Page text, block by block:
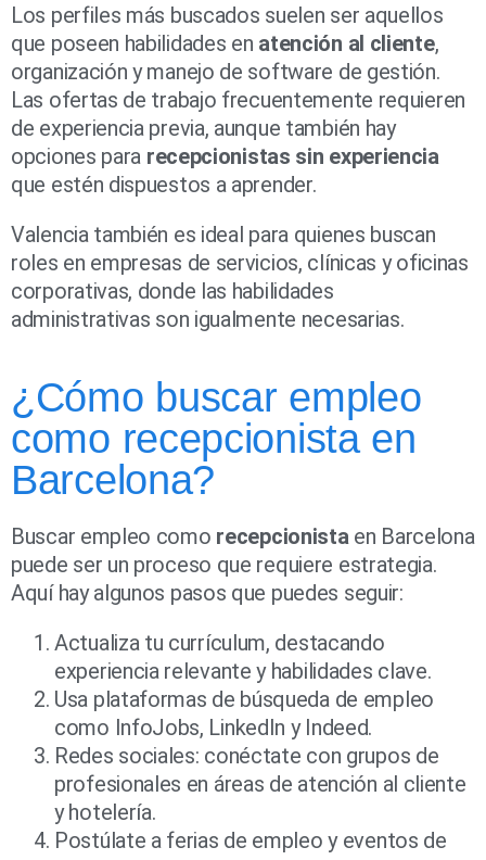
Los perfiles más buscados suelen ser aquellos
que poseen habilidades en atención al cliente,
organización y manejo de software de gestión.
Las ofertas de trabajo frecuentemente requieren
de experiencia previa, aunque también hay
opciones para recepcionistas sin experiencia
que estén dispuestos a aprender.
Valencia también es ideal para quienes buscan
roles en empresas de servicios, clínicas y oficinas
corporativas, donde las habilidades
administrativas son igualmente necesarias.
¿Cómo buscar empleo
como recepcionista en
Barcelona?
Buscar empleo como recepcionista en Barcelona
puede ser un proceso que requiere estrategia.
Aquí hay algunos pasos que puedes seguir:
Actualiza tu currículum, destacando
experiencia relevante y habilidades clave.
Usa plataformas de búsqueda de empleo
como InfoJobs, LinkedIn y Indeed.
Redes sociales: conéctate con grupos de
profesionales en áreas de atención al cliente
y hotelería.
Postúlate a ferias de empleo y eventos de